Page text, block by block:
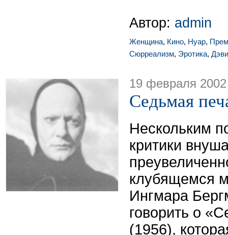
Автор: admin
Женщина, Кино, Нуар,
Сюрреализм, Эротика,
19 февраля 2002
Седьмая
Нескольким
критики
клубящемся
Ингмара
говорить о
(1956),